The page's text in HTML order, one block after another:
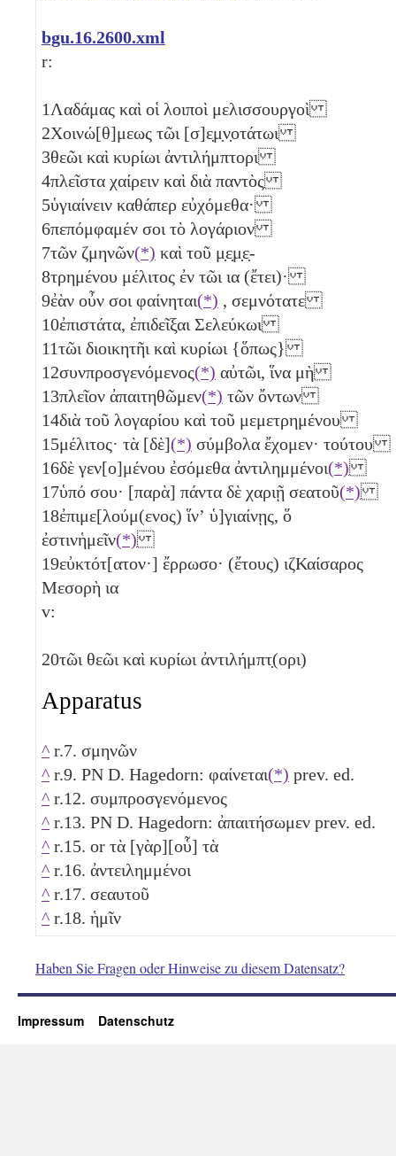
bgu.16.2600.xml
r:
1Λαδάμας καὶ οἱ λοιποὶ μελισσουργοὶ
2Χοινώ[θ]μεως τῶι [σ]ε̣μ̣ν̣οτάτωι
3θεῶι καὶ κυρίωι ἀντιλήμπτορι
4πλεῖστα χαίρειν καὶ διὰ παντὸς
5ὑγιαίνειν καθάπερ εὐχόμεθα·
6πεπόμφαμέν σοι τὸ λογάριον
7τῶν ζμηνῶν(*) καὶ τοῦ μ̣ε̣μ̣ε̣-
8τρημένου μέλιτος ἐν τῶι ια (ἔτει)·
9ἐὰν οὖν σοι φαίνηται(*) , σεμνότατε
10ἐπιστάτα, ἐπιδεῖξαι Σελεύκωι
11τῶι διοικητῆι καὶ κυρίωι {ὅπως}
12συνπροσγενόμενος(*) αὐτῶι, ἵνα μὴ
13πλεῖον ἀπαιτηθῶμεν(*) τῶν ὄντων
14διὰ τοῦ λογαρίου καὶ τοῦ μεμετρημένου
15μέλιτος· τὰ [δὲ](*) σύμβολα ἔχομεν· τούτου
16δὲ γεν[ο]μένου ἐσόμεθα ἀντιλημμένοι(*)
17ὑπό σου· [παρὰ] πάντα δὲ χαριῇ σεατοῦ(*)
18ἐπιμε[λούμ(ενος) ἵνʼ ὑ]γιαίνῃς, ὅ
ἐστινἡμεῖν(*)
19εὐκτότ[ατον·] ἔρρωσο· (ἔτους) ιζΚαίσαρος
Μεσορὴ ια
v:
20τῶι θεῶι καὶ κυρίωι ἀντιλήμπτ̣(ορι)
Apparatus
^ r.7. σμηνῶν
^ r.9. PN D. Hagedorn: φαίνεται(*) prev. ed.
^ r.12. συμπροσγενόμενος
^ r.13. PN D. Hagedorn: ἀπαιτήσωμεν prev. ed.
^ r.15. or τὰ [γὰρ][οὗ] τὰ
^ r.16. ἀντειλημμένοι
^ r.17. σεαυτοῦ
^ r.18. ἡμῖν
Haben Sie Fragen oder Hinweise zu diesem Datensatz?
Impressum Datenschutz